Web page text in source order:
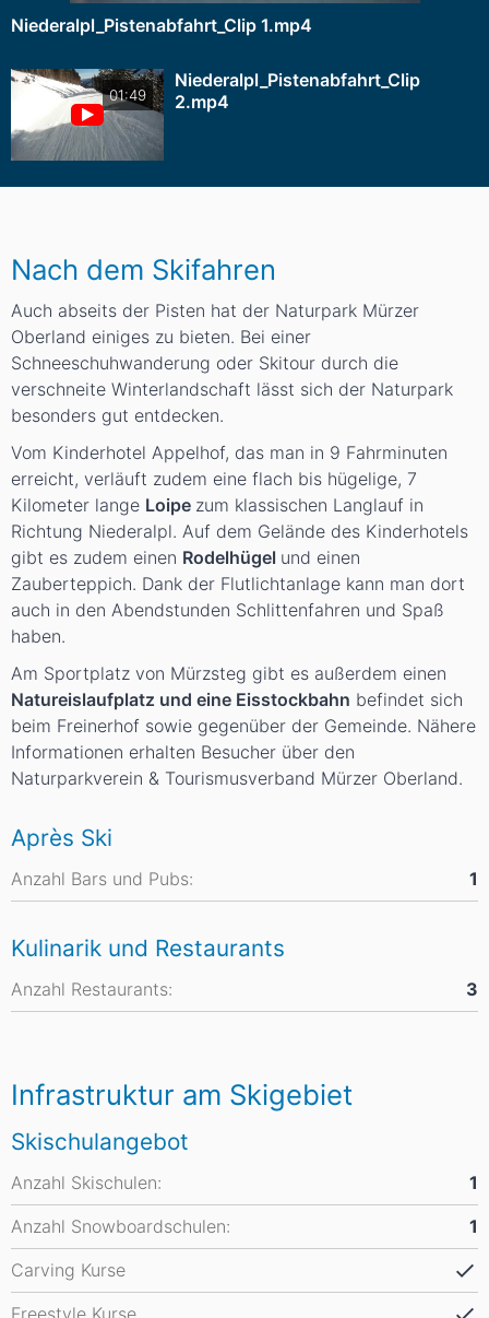
Niederalpl_Pistenabfahrt_Clip 1.mp4
01:49
Niederalpl_Pistenabfahrt_Clip
2.mp4
Nach dem Skifahren
Auch abseits der Pisten hat der Naturpark Mürzer
Oberland einiges zu bieten. Bei einer
Schneeschuhwanderung oder Skitour durch die
verschneite Winterlandschaft lässt sich der Naturpark
besonders gut entdecken.
Vom Kinderhotel Appelhof, das man in 9 Fahrminuten
erreicht, verläuft zudem eine flach bis hügelige, 7
Kilometer lange Loipe zum klassischen Langlauf in
Richtung Niederalpl. Auf dem Gelände des Kinderhotels
gibt es zudem einen Rodelhügel und einen
Zauberteppich. Dank der Flutlichtanlage kann man dort
auch in den Abendstunden Schlittenfahren und Spaß
haben.
Am Sportplatz von Mürzsteg gibt es außerdem einen
Natureislaufplatz und eine Eisstockbahn befindet sich
beim Freinerhof sowie gegenüber der Gemeinde. Nähere
Informationen erhalten Besucher über den
Naturparkverein & Tourismusverband Mürzer Oberland.
Après Ski
Anzahl Bars und Pubs: 1
Kulinarik und Restaurants
Anzahl Restaurants: 3
Infrastruktur am Skigebiet
Skischulangebot
Anzahl Skischulen:
1
Anzahl Snowboardschulen:
1
Carving Kurse